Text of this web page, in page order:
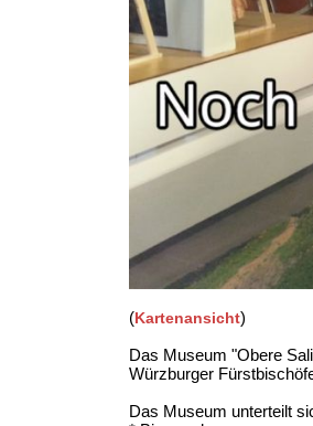
(Kartenansicht)
Das Museum "Obere
Würzburger
Das Museum unterteilt